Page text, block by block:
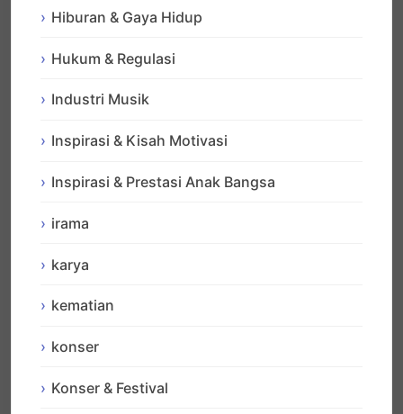
Hiburan & Gaya Hidup
Hukum & Regulasi
Industri Musik
Inspirasi & Kisah Motivasi
Inspirasi & Prestasi Anak Bangsa
irama
karya
kematian
konser
Konser & Festival